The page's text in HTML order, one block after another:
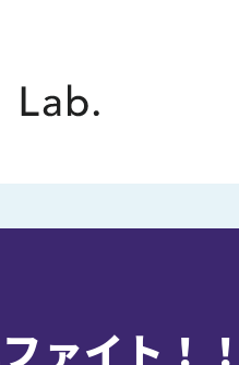
ァイト！！